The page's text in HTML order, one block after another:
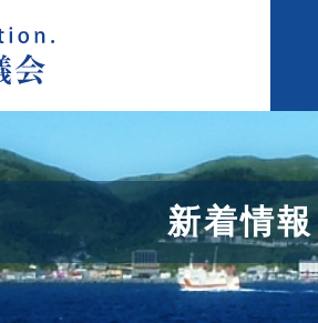
新着情報